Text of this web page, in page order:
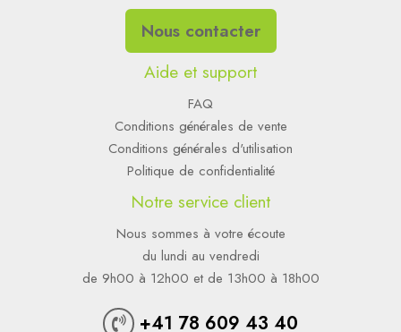
Nous contacter
Aide et support
FAQ
Conditions générales de vente
Conditions générales d'utilisation
Politique de confidentialité
Notre service client
Nous sommes à votre écoute
du lundi au vendredi
de 9h00 à 12h00 et de 13h00 à 18h00
+41 78 609 43 40